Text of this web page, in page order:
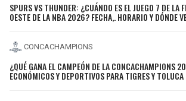
SPURS VS THUNDER: ¿CUÁNDO ES EL JUEGO 7 DE LA
OESTE DE LA NBA 2026? FECHA,. HORARIO Y DÓNDE
CONCACHAMPIONS
¿QUÉ GANA EL CAMPEÓN DE LA CONCACHAMPIONS
ECONÓMICOS Y DEPORTIVOS PARA TIGRES Y TOLUCA